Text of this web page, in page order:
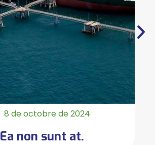
8 de octobre de 2024
Ea non sunt at.